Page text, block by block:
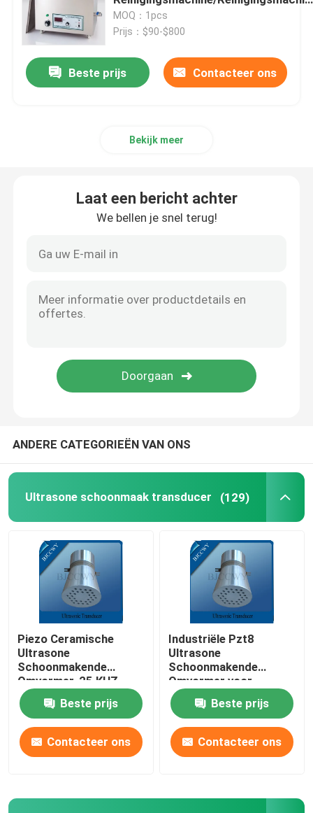
piezoelectric ultrasone omvormer
Omkeerbare ultrasone transducer
Ultrasone schoonmaak Machine
Ultrasone Celverbreker
Ultrasone Reactor
piezoelectric ceramische schijven
Piezo Ceramisch Element
Ultrasone Schoonheidsomvormer
Ultrasone Impedantie
ultrasone Atomiserende omvormer
Ultrasone Tubulaire Omvormer
van de de Industrie de Ultrasone
Schonere/Kleine Lijst
MOQ：1pcs
Prijs：$90-$800
Beste prijs Contacteer ons
Bekijk meer
Laat een bericht achter
We bellen je snel terug!
ANDERE CATEGORIEËN VAN ONS
Ultrasone schoonmaak transducer (129)
Piezo Ceramische
Ultrasone
Schoonmakende
Omvormer, 25 KHZ
Ultrasone Omvormer
Beste prijs
Contacteer ons
Industriële Pzt8
Ultrasone
Schoonmakende
Omvormer voor
Ultrasone
trillingsreinigingsmachine
Beste prijs
Contacteer ons